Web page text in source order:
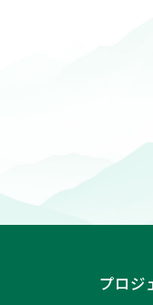
プロジ